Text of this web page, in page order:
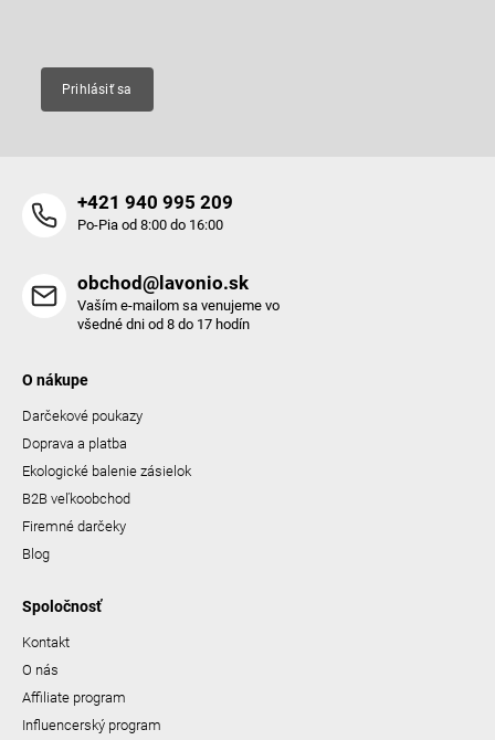
Prihlásiť sa
+421 940 995 209
Po-Pia od 8:00 do 16:00
obchod@lavonio.sk
Vaším e-mailom sa venujeme vo
všedné dni od 8 do 17 hodín
O nákupe
Darčekové poukazy
Doprava a platba
Ekologické balenie zásielok
B2B veľkoobchod
Firemné darčeky
Blog
Spoločnosť
Kontakt
O nás
Affiliate program
Influencerský program